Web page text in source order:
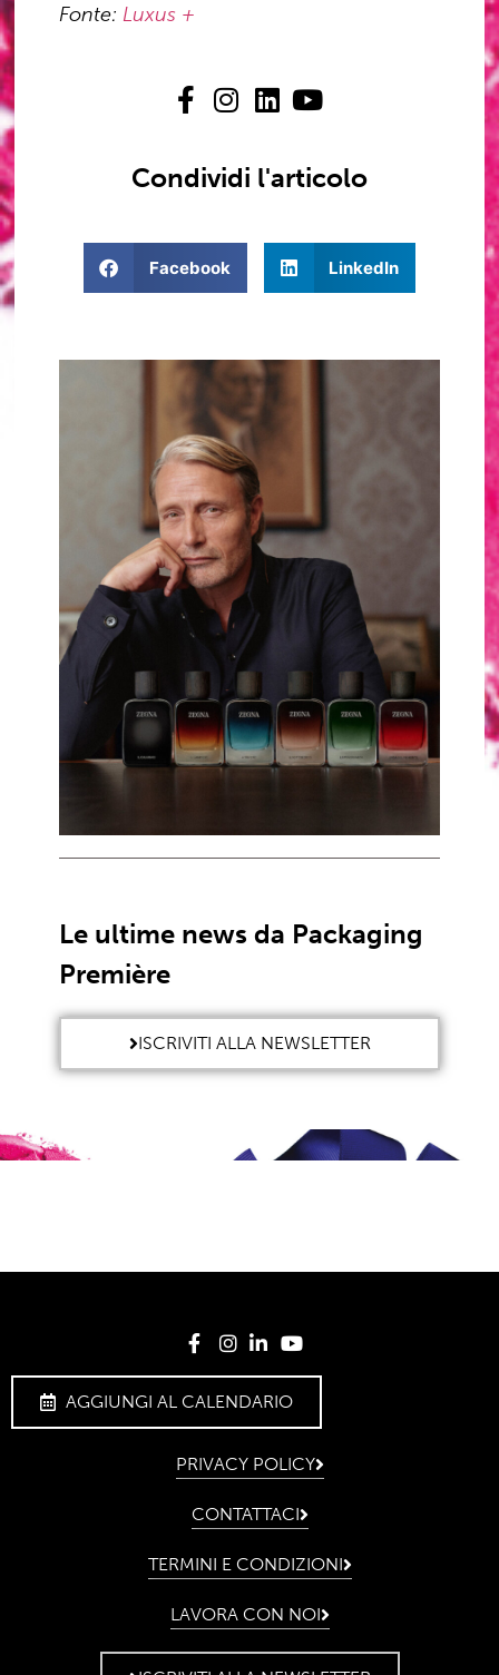
Fonte: Luxus +
Condividi l'articolo
Facebook LinkedIn
Le ultime news da Packaging
Première
ISCRIVITI ALLA NEWSLETTER
AGGIUNGI AL CALENDARIO
PRIVACY POLICY
CONTATTACI
TERMINI E CONDIZIONI
LAVORA CON NOI